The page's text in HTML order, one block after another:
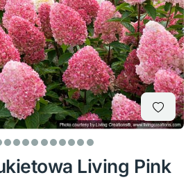
Living Pink